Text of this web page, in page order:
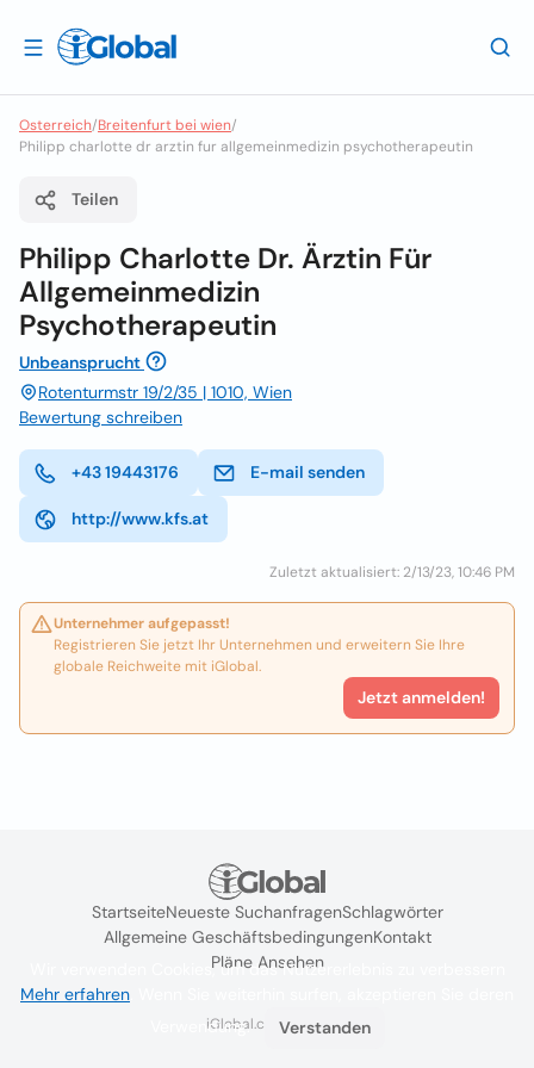
Osterreich/Breitenfurt bei wien/
Philipp charlotte dr arztin fur allgemeinmedizin psychotherapeutin
Teilen
Philipp Charlotte Dr. Ärztin Für
Allgemeinmedizin
Psychotherapeutin
Unbeansprucht
Rotenturmstr 19/2/35 | 1010, Wien
Bewertung schreiben
+43 19443176 E-mail senden
http://www.kfs.at
Zuletzt aktualisiert: 2/13/23, 10:46 PM
Unternehmer aufgepasst!
Registrieren Sie jetzt Ihr Unternehmen und erweitern Sie Ihre
globale Reichweite mit iGlobal.
Jetzt anmelden!
StartseiteNeueste SuchanfragenSchlagwörter
Allgemeine GeschäftsbedingungenKontakt
Pläne Ansehen
iGlobal.co @ 2024
Wir verwenden Cookies, um das Nutzererlebnis zu verbessern
Mehr erfahren
Verwendung.
Verstanden